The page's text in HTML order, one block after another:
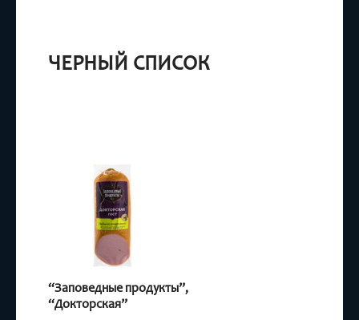
ЧЕРНЫЙ СПИСОК
“Заповедные продукты”,
“Докторская”